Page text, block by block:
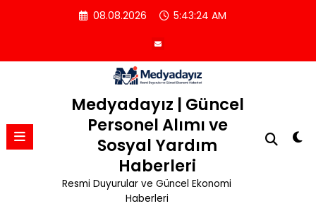
08.08.2026 5:43:25 AM
Medyadayız | Güncel
Personel Alımı ve
Sosyal Yardım
Haberleri
Resmi Duyurular ve Güncel Ekonomi
Haberleri